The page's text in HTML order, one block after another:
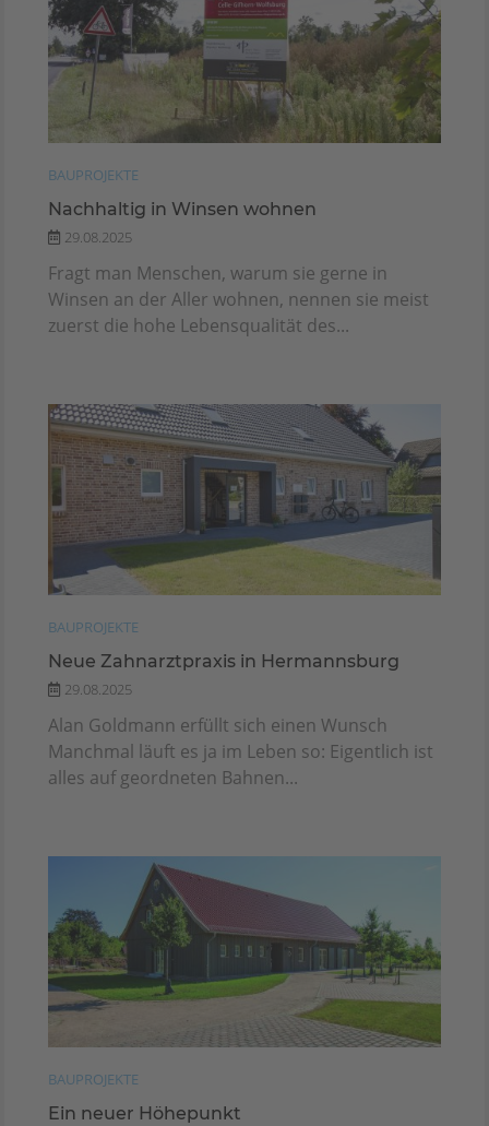
BAUPROJEKTE
Nachhaltig in Winsen wohnen
29.08.2025
Fragt man Menschen, warum sie gerne in
Winsen an der Aller wohnen, nennen sie meist
zuerst die hohe Lebensqualität des...
BAUPROJEKTE
Neue Zahnarztpraxis in Hermannsburg
29.08.2025
Alan Goldmann erfüllt sich einen Wunsch
Manchmal läuft es ja im Leben so: Eigentlich ist
alles auf geordneten Bahnen...
BAUPROJEKTE
Ein neuer Höhepunkt